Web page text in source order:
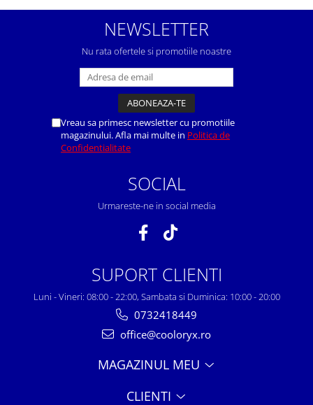
NEWSLETTER
Nu rata ofertele si promotiile noastre
Vreau sa primesc newsletter cu promotiile
magazinului. Afla mai multe in Politica de
Confidentialitate
SOCIAL
Urmareste-ne in social media
SUPORT CLIENTI
Luni - Vineri: 08:00 - 22:00, Sambata si Duminica: 10:00 - 20:00
0732418449
office@cooloryx.ro
MAGAZINUL MEU
CLIENTI